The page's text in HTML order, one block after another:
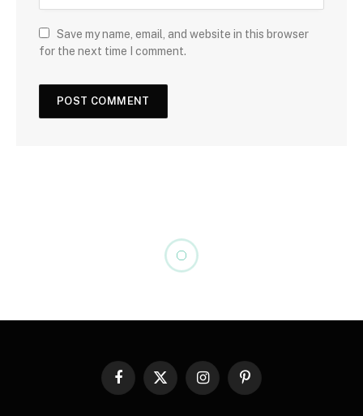
Save my name, email, and website in this browser
for the next time I comment.
Facebook
X
InstagramPinterest